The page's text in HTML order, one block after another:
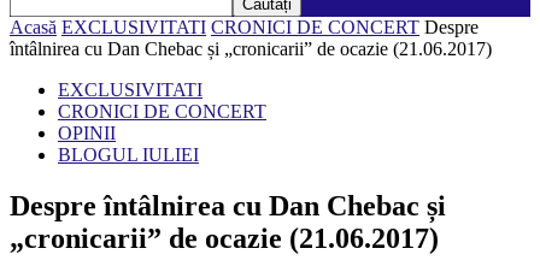
Acasă EXCLUSIVITATI CRONICI DE CONCERT Despre
întâlnirea cu Dan Chebac și „cronicarii” de ocazie (21.06.2017)
EXCLUSIVITATI
CRONICI DE CONCERT
OPINII
BLOGUL IULIEI
Despre întâlnirea cu Dan Chebac și
„cronicarii” de ocazie (21.06.2017)